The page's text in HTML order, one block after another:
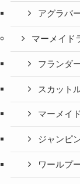
アグラバ
マーメイド
フランダ
スカット
マーメイ
ジャンピ
ワールプ